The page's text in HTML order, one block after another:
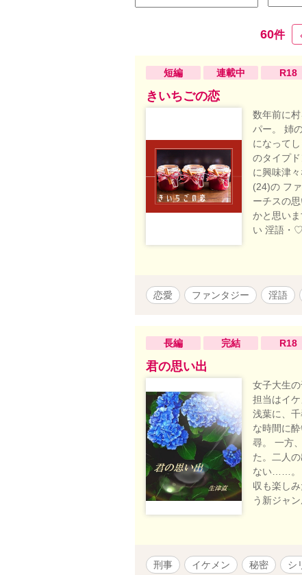
60件
短編 連載中 R18
きいちごの恋
数年前に
パー。 姉
になって
のタイプ
に興味津
(24)の フ
ーチスの
かと思い
い 淫語・
恋愛 ファンタジー 淫語
長編 完結 R18
君の思い出
女子大生
担当はイ
浅葉に、
な時間に
尋。 一方
た。二人
ない……。
収も楽し
う新ジャ
刑事 イケメン 秘密 シ